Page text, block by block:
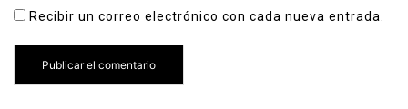
Recibir un correo electrónico con cada nueva entrada.